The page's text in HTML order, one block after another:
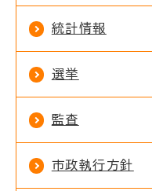
統計情報
選挙
監査
市政執行方針